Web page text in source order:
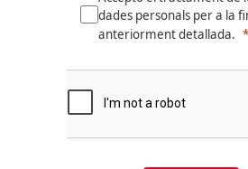
dades personals per a la
anteriorment detallada.